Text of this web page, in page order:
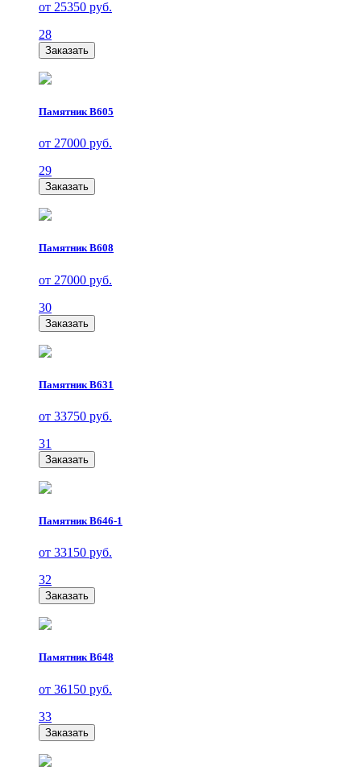
от 25350 руб.
28
Заказать
Памятник В605
от 27000 руб.
29
Заказать
Памятник В608
от 27000 руб.
30
Заказать
Памятник В631
от 33750 руб.
31
Заказать
Памятник В646-1
от 33150 руб.
32
Заказать
Памятник В648
от 36150 руб.
33
Заказать